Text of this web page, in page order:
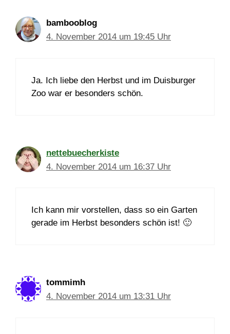
bambooblog
4. November 2014 um 19:45 Uhr
Ja. Ich liebe den Herbst und im Duisburger
Zoo war er besonders schön.
nettebuecherkiste
4. November 2014 um 16:37 Uhr
Ich kann mir vorstellen, dass so ein Garten
gerade im Herbst besonders schön ist! 🙂
tommimh
4. November 2014 um 13:31 Uhr